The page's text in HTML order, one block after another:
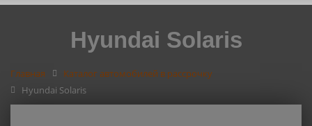
Hyundai Solaris
Главная
Каталог автомобилей в рассрочку
Hyundai Solaris